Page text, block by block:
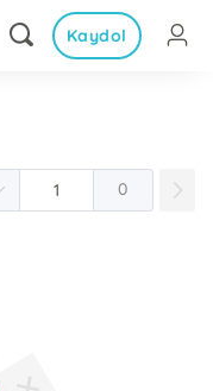
Kaydol
0